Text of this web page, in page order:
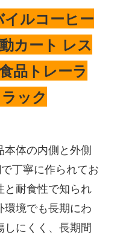
ルコーヒー
カート レス
品トレーラ
ック
本体の内側と外側
丁寧に作られてお
と耐食性で知られ
環境でも長期にわ
しにくく、長期間